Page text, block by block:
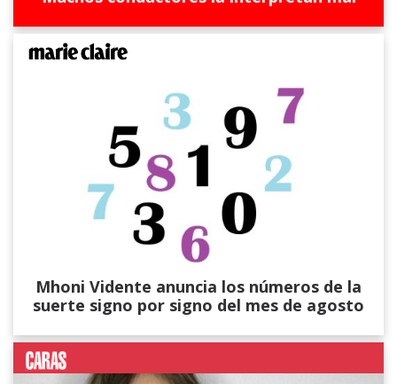
Mhoni Vidente anuncia los números de la
suerte signo por signo del mes de agosto